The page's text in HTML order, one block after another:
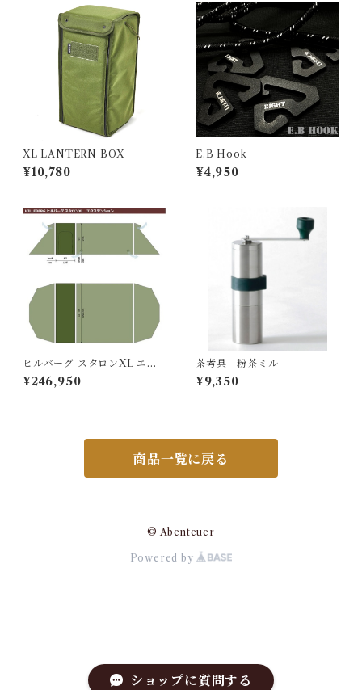
ショップに質問する
XL LANTERN BOX
¥10,780
E.B Hook
¥4,950
ヒルバーグ スタロンXL エク
ステンション タクティカ
ル ポールセット
¥246,950
茶考具 粉茶ミル
¥9,350
商品一覧に戻る
© Abenteuer
Powered by